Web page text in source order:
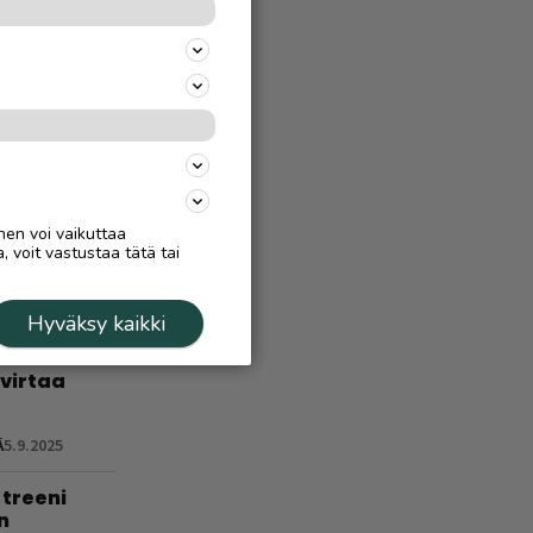
miten
5.9.2025
voi vaikuttaa
voit vastustaa tätä tai
Hyväksy kaikki